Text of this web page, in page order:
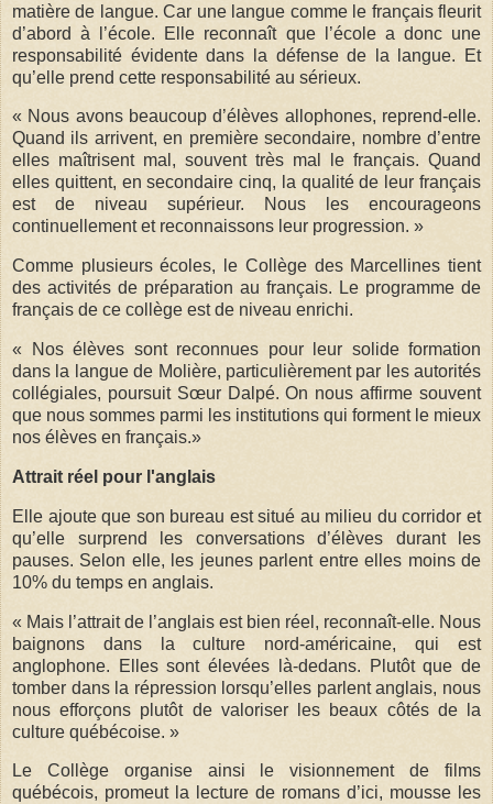
matière de langue. Car une langue comme le français fleurit
d’abord à l’école. Elle reconnaît que l’école a donc une
responsabilité évidente dans la défense de la langue. Et
qu’elle prend cette responsabilité au sérieux.
« Nous avons beaucoup d’élèves allophones, reprend-elle.
Quand ils arrivent, en première secondaire, nombre d’entre
elles maîtrisent mal, souvent très mal le français. Quand
elles quittent, en secondaire cinq, la qualité de leur français
est de niveau supérieur. Nous les encourageons
continuellement et reconnaissons leur progression. »
Comme plusieurs écoles, le Collège des Marcellines tient
des activités de préparation au français. Le programme de
français de ce collège est de niveau enrichi.
« Nos élèves sont reconnues pour leur solide formation
dans la langue de Molière, particulièrement par les autorités
collégiales, poursuit Sœur Dalpé. On nous affirme souvent
que nous sommes parmi les institutions qui forment le mieux
nos élèves en français.»
Attrait réel pour l'anglais
Elle ajoute que son bureau est situé au milieu du corridor et
qu’elle surprend les conversations d’élèves durant les
pauses. Selon elle, les jeunes parlent entre elles moins de
10% du temps en anglais.
« Mais l’attrait de l’anglais est bien réel, reconnaît-elle. Nous
baignons dans la culture nord-américaine, qui est
anglophone. Elles sont élevées là-dedans. Plutôt que de
tomber dans la répression lorsqu’elles parlent anglais, nous
nous efforçons plutôt de valoriser les beaux côtés de la
culture québécoise. »
Le Collège organise ainsi le visionnement de films
québécois, promeut la lecture de romans d’ici, mousse les